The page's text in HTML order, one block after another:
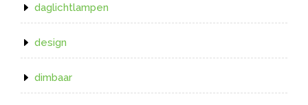
daglichtlampen
design
dimbaar